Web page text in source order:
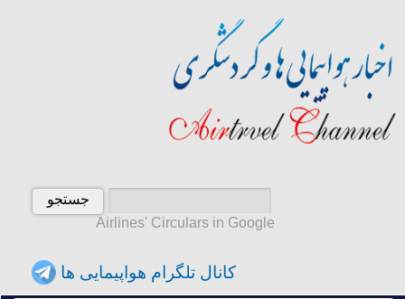
Airlines' Circulars in Google
کانال تلگرام هواپیمایی ها